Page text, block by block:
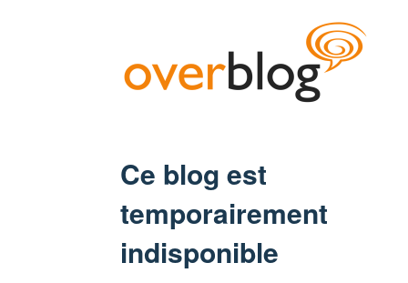
Ce blog est
temporairement
indisponible